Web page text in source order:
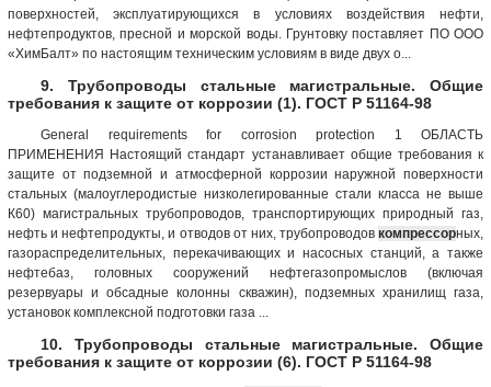
поверхностей, эксплуатирующихся в условиях воздействия нефти,
нефтепродуктов, пресной и морской воды. Грунтовку поставляет ПО ООО
«ХимБалт» по настоящим техническим условиям в виде двух о...
9. Трубопроводы стальные магистральные. Общие
требования к защите от коррозии (1). ГОСТ Р 51164-98
General requirements for corrosion protection 1 ОБЛАСТЬ
ПРИМЕНЕНИЯ Настоящий стандарт устанавливает общие требования к
защите от подземной и атмосферной коррозии наружной поверхности
стальных (малоуглеродистые низколегированные стали класса не выше
К60) магистральных трубопроводов, транспортирующих природный газ,
нефть и нефтепродукты, и отводов от них, трубопроводов компрессорных,
газораспределительных, перекачивающих и насосных станций, а также
нефтебаз, головных сооружений нефтегазопромыслов (включая
резервуары и обсадные колонны скважин), подземных хранилищ газа,
установок комплексной подготовки газа ...
10. Трубопроводы стальные магистральные. Общие
требования к защите от коррозии (6). ГОСТ Р 51164-98